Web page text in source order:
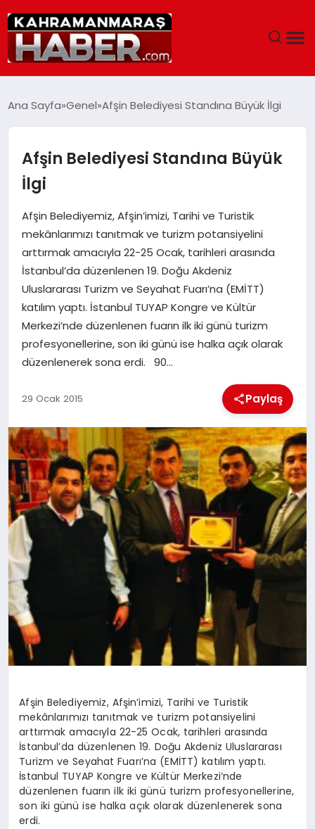
SIYASET
EĞITIM
SAĞLIK
GENEL
SPOR
İLÇE HABERLERI
YAZARLAR
KÜNYE
Ana Sayfa Genel Afşin Belediyesi Standına Büyük İlgi
Afşin Belediyesi Standına Büyük
İlgi
Afşin Belediyemiz, Afşin’imizi, Tarihi ve Turistik
mekânlarımızı tanıtmak ve turizm potansiyelini
arttırmak amacıyla 22-25 Ocak, tarihleri arasında
İstanbul’da düzenlenen 19. Doğu Akdeniz
Uluslararası Turizm ve Seyahat Fuarı’na (EMİTT)
katılım yaptı. İstanbul TUYAP Kongre ve Kültür
Merkezi’nde düzenlenen fuarın ilk iki günü turizm
profesyonellerine, son iki günü ise halka açık olarak
düzenlenerek sona erdi. 90…
29 Ocak 2015 Paylaş
Afşin Belediyemiz, Afşin’imizi, Tarihi ve Turistik
mekânlarımızı tanıtmak ve turizm potansiyelini
arttırmak amacıyla 22-25 Ocak, tarihleri arasında
İstanbul’da düzenlenen 19. Doğu Akdeniz Uluslararası
Turizm ve Seyahat Fuarı’na (EMİTT) katılım yaptı.
İstanbul TUYAP Kongre ve Kültür Merkezi’nde
düzenlenen fuarın ilk iki günü turizm profesyonellerine,
son iki günü ise halka açık olarak düzenlenerek sona
erdi.